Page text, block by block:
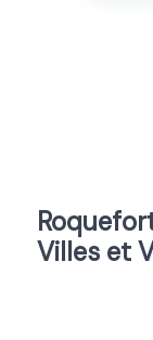
Villes et